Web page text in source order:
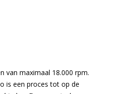
van maximaal 18.000 rpm.
is een proces tot op de